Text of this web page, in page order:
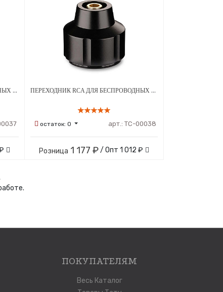
ПЕРЕХОДНИК RCA ДЛЯ БЕСПРОВОДНЫХ ТАТУ МАШИН AMBITION МОД.1 ПЕРЕХОДНИК RCA ДЛЯ БЕСПРОВОДНЫХ ТАТУ МАШИН AMBITION МОД.2
остаток: 0 арт.: ТС-00038
Розница 1 177 ₽/ Опт1 012 ₽
ПОКУПАТЕЛЯМ
Весь Каталог